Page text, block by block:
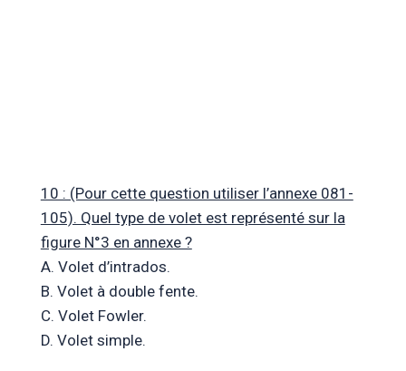
10 : (Pour cette question utiliser l’annexe 081-
105). Quel type de volet est représenté sur la
figure N°3 en annexe ?
A. Volet d’intrados.
B. Volet à double fente.
C. Volet Fowler.
D. Volet simple.